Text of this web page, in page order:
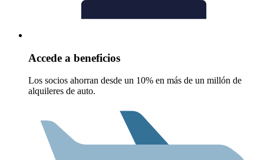
Accede a beneficios
Los socios ahorran desde un 10% en más de un millón de
alquileres de auto.